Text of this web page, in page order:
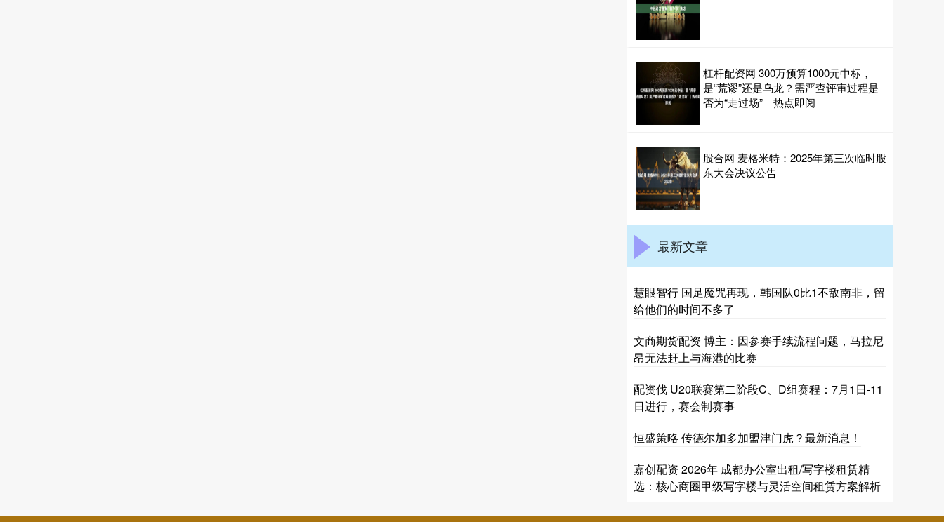
杠杆配资网 300万预算1000元中标，
是“荒谬”还是乌龙？需严查评审过程是
否为“走过场”｜热点即阅
股合网 麦格米特：2025年第三次临时股
东大会决议公告
最新文章
慧眼智行 国足魔咒再现，韩国队0比1不敌南非，留
给他们的时间不多了
文商期货配资 博主：因参赛手续流程问题，马拉尼
昂无法赶上与海港的比赛
配资伐 U20联赛第二阶段C、D组赛程：7月1日-11
日进行，赛会制赛事
恒盛策略 传德尔加多加盟津门虎？最新消息！
嘉创配资 2026年 成都办公室出租/写字楼租赁精
选：核心商圈甲级写字楼与灵活空间租赁方案解析